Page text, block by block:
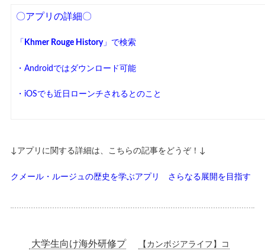
〇アプリの詳細〇
「 Khmer Rouge History」で検索
・Androidではダウンロード可能
・iOSでも近日ローンチされるとのこと
↓アプリに関する詳細は、こちらの記事をどうぞ！↓
クメール・ルージュの歴史を学ぶアプリ さらなる展開を目指す
大学生向け海外研修プ
【カンボジアライフ】コ